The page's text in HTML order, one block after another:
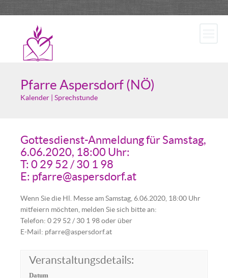
Pfarre Aspersdorf (NÖ)
Kalender | Sprechstunde
Gottesdienst-Anmeldung für Samstag,
6.06.2020, 18:00 Uhr:
T: 0 29 52 / 30 1 98
E: pfarre@aspersdorf.at
Wenn Sie die Hl. Messe am Samstag, 6.06.2020, 18:00 Uhr
mitfeiern möchten, melden Sie sich bitte an:
Telefon: 0 29 52 / 30 1 98 oder über
E-Mail: pfarre@aspersdorf.at
Veranstaltungsdetails:
Datum